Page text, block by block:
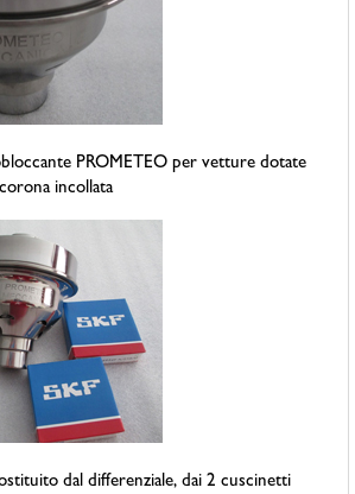
PROMETEO per vetture dotate
incollata
dal differenziale, dai 2 cuscinetti